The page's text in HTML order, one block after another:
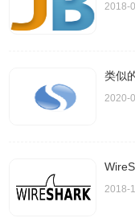
2018-
类似
2020-
2018-